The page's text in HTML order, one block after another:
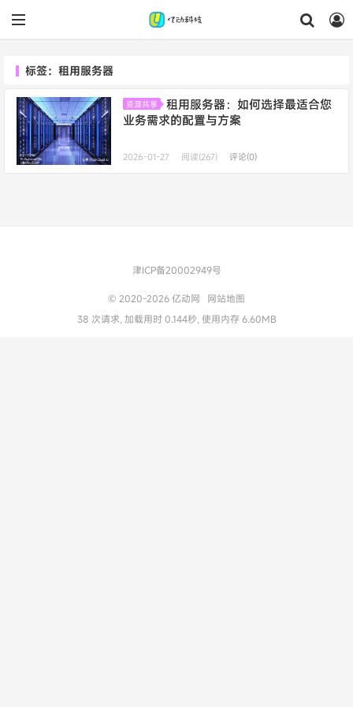
标签：租用服务器
资源共享
租用服务器：如何选择最适合您
业务需求的配置与方案
2026-01-27 阅读(267) 评论(0)
津ICP备20002949号
© 2020-2026亿动网
网站地图
38 次请求, 加载用时 0.144秒, 使用内存 6.60MB